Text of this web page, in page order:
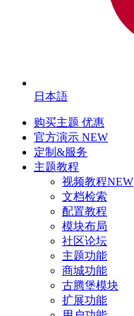
日本語
购买主题 优惠
官方演示 NEW
定制&服务
主题教程
视频教程NEW
文档检索
配置教程
模块布局
社区论坛
主题功能
商城功能
古腾堡模块
扩展功能